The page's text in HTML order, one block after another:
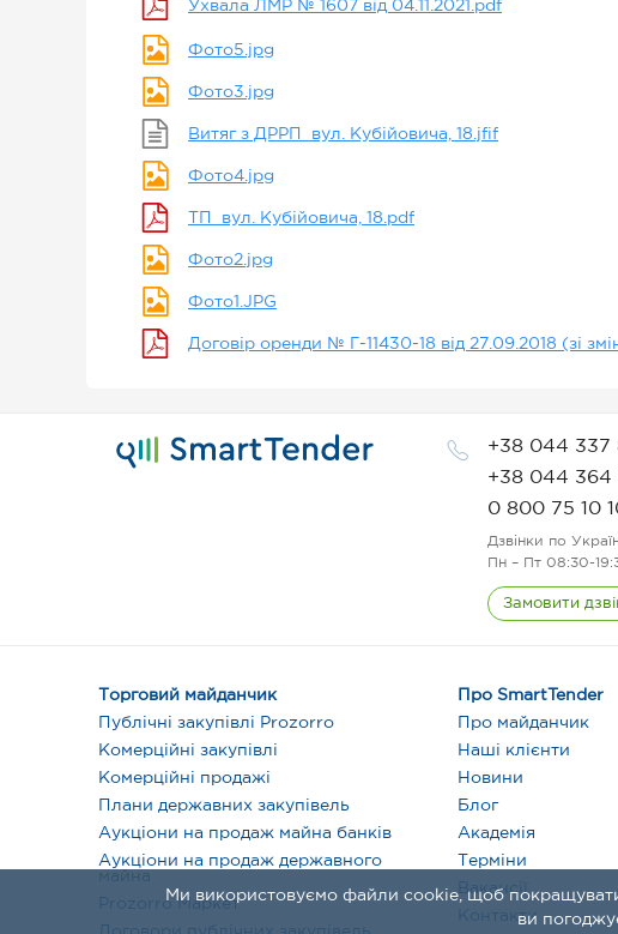
Ухвала ЛМР № 1607 від 04.11.2021.pdf
Фото5.jpg
Фото3.jpg
Витяг з ДРРП_вул. Кубійовича, 18.jfif
Фото4.jpg
ТП_вул. Кубійовича, 18.pdf
Фото2.jpg
Фото1.JPG
Договір оренди № Г-11430-18 від 27.09.2018 (зі
Ми використовуємо файли cookie, щоб
ви
+38 044 337
+38 044 364
0 800 75 10
Дзвінки по
Пн – Пт 08:30-
Замовити
Торговий майданчик
Публічні закупівлі Prozorro
Комерційні закупівлі
Комерційні продажі
Плани державних закупівель
Аукціони на продаж майна банків
Аукціони на продаж державного
майна
Prozorro Маркет
Про SmartTender
Про майданчик
Наші клієнти
Новини
Блог
Академія
Терміни
Вакансії
Контакти